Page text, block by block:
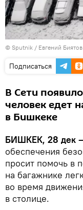
© Sputnik / Евгений Биятов
Подписаться
В Сети
человек едет
в Бишкеке
БИШКЕК, 28 дек
обеспечения
просит помочь в
на багажнике
во время
в столице.